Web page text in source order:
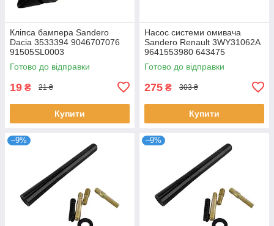
Кліпса бампера Sandero
Dacia 3533394 9046707076
91505SL0003
Готово до відправки
19 ₴ 21 ₴
Купити
Насос системи омивача
Sandero Renault 3WY31062A
9641553980 643475
9632984980 7700428386
Готово до відправки
275 ₴ 303 ₴
Купити
–9% –9%